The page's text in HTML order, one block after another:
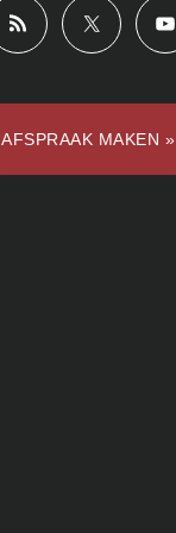
AFSPRAAK MAKEN »